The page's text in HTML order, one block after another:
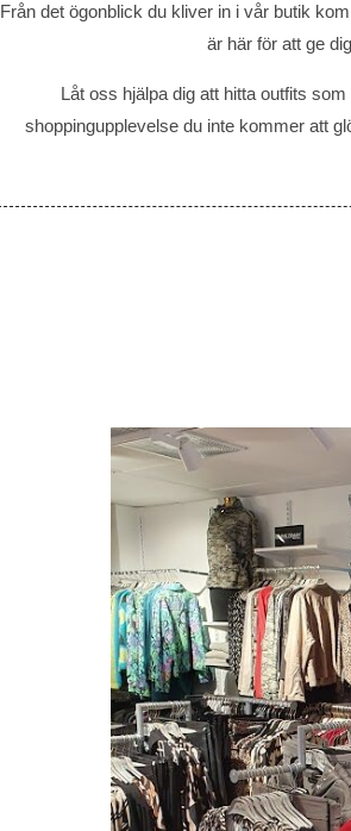
Från det ögonblick du kliver in i vår butik
är här för att ge
Låt oss hjälpa dig att hitta outfits
shoppingupplevelse du inte kommer att